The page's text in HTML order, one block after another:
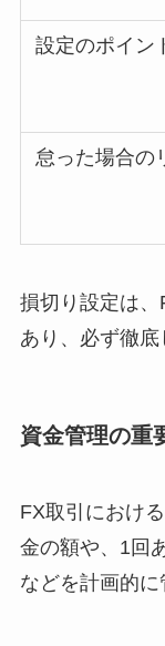
設定のポイン
怠った場合の
損切り設定は
あり、必ず徹底
資金管理の重
FX取引における
金の額や、1回
などを計画的に